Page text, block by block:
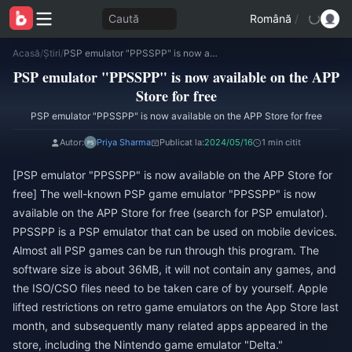
Caută Română /
Acasă/Știri/ PSP emulator "PPSSPP" is now available on the APP Store for free
PSP emulator "PPSSPP" is now available on the APP
Store for free
PSP emulator "PPSSPP" is now available on the APP Store for free
Autor: Priya Sharma Publicat la:2024/05/16 1 min citit
[PSP emulator "PPSSPP" is now available on the APP Store for
free] The well-known PSP game emulator "PPSSPP" is now
available on the APP Store for free (search for PSP emulator).
PPSSPP is a PSP emulator that can be used on mobile devices.
Almost all PSP games can be run through this program. The
software size is about 36MB, it will not contain any games, and
the ISO/CSO files need to be taken care of by yourself. Apple
lifted restrictions on retro game emulators on the App Store last
month, and subsequently many related apps appeared in the
store, including the Nintendo game emulator "Delta."